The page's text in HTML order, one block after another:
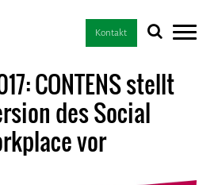
Kontakt
CONTENS stellt
des Social
vor